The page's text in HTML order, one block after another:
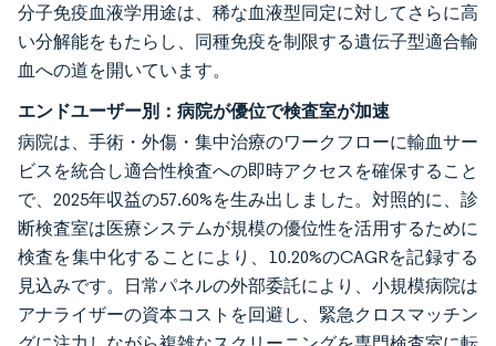
分子免疫血液学用途は、稀な血液型同定に対してさらに高
い分解能をもたらし、同種免疫を制限する遺伝子型適合輸
血への道を開いています。
エンドユーザー別：病院が優位で検査室が加速
病院は、手術・外傷・集中治療のワークフローに輸血サー
ビスを統合し適合性検査への即時アクセスを確保すること
で、2025年収益の57.60%を生み出しました。対照的に、診
断検査室は医療システムが規模の優位性を活用するために
検査を集中化することにより、10.20%のCAGRを記録する
見込みです。日常パネルの外部委託により、小規模病院は
アナライザーの資本コストを回避し、緊急クロスマッチン